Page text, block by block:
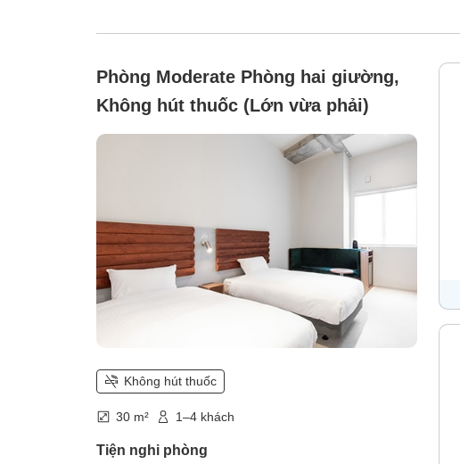
Phòng Moderate Phòng hai giường,
Không hút thuốc (Lớn vừa phải)
Không hút thuốc
30 m² 1–4 khách
Tiện nghi phòng